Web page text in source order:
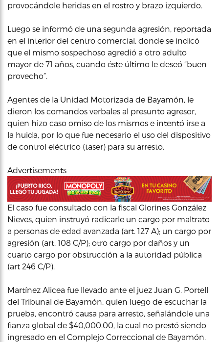
provocándole heridas en el rostro y brazo izquierdo.
Luego se informó de una segunda agresión, reportada
en el interior del centro comercial, donde se indicó
que el mismo sospechoso agredió a otro adulto
mayor de 71 años, cuando éste último le deseó “buen
provecho”.
Agentes de la Unidad Motorizada de Bayamón, le
dieron los comandos verbales al presunto agresor,
quien hizo caso omiso de los mismos e intentó irse a
la huida, por lo que fue necesario el uso del dispositivo
de control eléctrico (taser) para su arresto.
Advertisements
El caso fue consultado con la fiscal Glorines González
Nieves, quien instruyó radicarle un cargo por maltrato
a personas de edad avanzada (art. 127 A); un cargo por
agresión (art. 108 C/P); otro cargo por daños y un
cuarto cargo por obstrucción a la autoridad pública
(art 246 C/P).
Martínez Alicea fue llevado ante el juez Juan G. Portell
del Tribunal de Bayamón, quien luego de escuchar la
prueba, encontró causa para arresto, señalándole una
fianza global de $40,000.00, la cual no prestó siendo
ingresado en el Complejo Correccional de Bayamón.